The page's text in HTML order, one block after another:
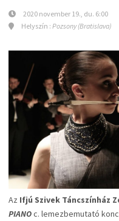
2020 november 19., du. 6:00
Helyszín : Pozsony (Bratislava)
Az Ifjú Szivek Táncszínház
PIANOc. lemezbemutató